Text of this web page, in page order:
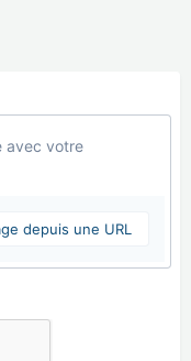
avec votre
depuis une URL